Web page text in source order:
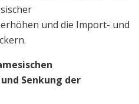
und die Import- und
Senkung der